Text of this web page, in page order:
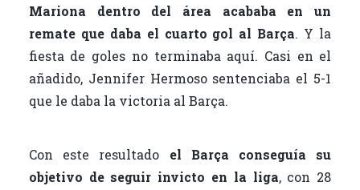
Mariona dentro del área acababa en un
remate que daba el cuarto gol al Barça. Y la
fiesta de goles no terminaba aquí. Casi en el
añadido, Jennifer Hermoso sentenciaba el 5-1
que le daba la victoria al Barça.
Con este resultado el Barça conseguía su
objetivo de seguir invicto en la liga, con 28